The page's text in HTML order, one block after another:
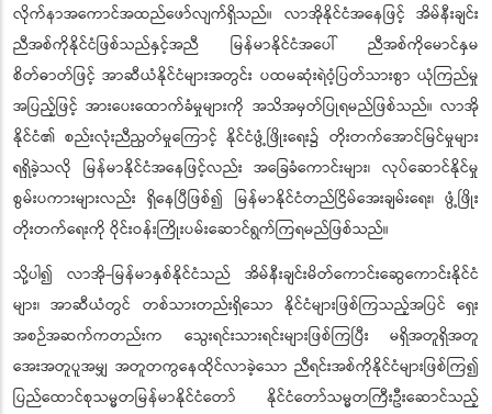
လိုက်နာအကောင်အထည်ဖော်လျက်ရှိသည်။ လာအိုနိုင်ငံအနေဖြင့် အိမ်နီးချင်း
ညီအစ်ကိုနိုင်ငံဖြစ်သည်နှင့်အညီ မြန်မာနိုင်ငံအပေါ် ညီအစ်ကိုမောင်နှမ
စိတ်ဓာတ်ဖြင့် အာဆီယံနိုင်ငံများအတွင်း ပထမဆုံးရဲဝံ့ပြတ်သားစွာ ယုံကြည်မှု
အပြည့်ဖြင့် အားပေးထောက်ခံမှုများကို အသိအမှတ်ပြုရမည်ဖြစ်သည်။ လာအို
နိုင်ငံ၏ စည်းလုံးညီညွတ်မှုကြောင့် နိုင်ငံဖွံ့ဖြိုးရေး၌ တိုးတက်အောင်မြင်မှုများ
ရရှိခဲ့သလို မြန်မာနိုင်ငံအနေဖြင့်လည်း အခြေခံကောင်းများ၊ လုပ်ဆောင်နိုင်မှု
စွမ်းပကားများလည်း ရှိနေပြီဖြစ်၍ မြန်မာနိုင်ငံတည်ငြိမ်အေးချမ်းရေး၊ ဖွံ့ဖြိုး
တိုးတက်ရေးကို ဝိုင်းဝန်းကြိုးပမ်းဆောင်ရွက်ကြရမည်ဖြစ်သည်။
သို့ပါ၍ လာအို-မြန်မာနှစ်နိုင်ငံသည် အိမ်နီးချင်းမိတ်ကောင်းဆွေကောင်းနိုင်ငံ
များ၊ အာဆီယံတွင် တစ်သားတည်းရှိသော နိုင်ငံများဖြစ်ကြသည့်အပြင် ရှေး
အစဉ်အဆက်ကတည်းက သွေးရင်းသားရင်းများဖြစ်ကြပြီး မရှိအတူရှိအတူ
အေးအတူပူအမျှ အတူတကွနေထိုင်လာခဲ့သော ညီရင်းအစ်ကိုနိုင်ငံများဖြစ်ကြ၍
ပြည်ထောင်စုသမ္မတမြန်မာနိုင်ငံတော် နိုင်ငံတော်သမ္မတကြီးဦးဆောင်သည့်